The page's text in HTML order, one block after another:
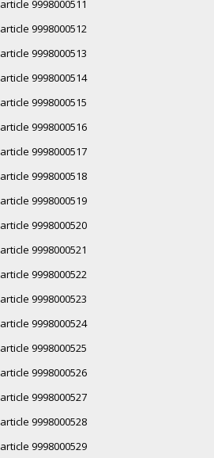
article 9998000511
article 9998000512
article 9998000513
article 9998000514
article 9998000515
article 9998000516
article 9998000517
article 9998000518
article 9998000519
article 9998000520
article 9998000521
article 9998000522
article 9998000523
article 9998000524
article 9998000525
article 9998000526
article 9998000527
article 9998000528
article 9998000529